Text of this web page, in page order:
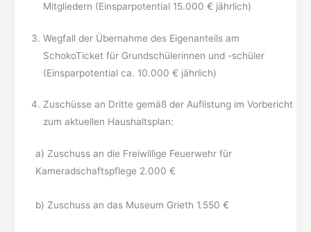
Mitgliedern (Einsparpotential 15.000 € jährlich)
Wegfall der Übernahme des Eigenanteils am
SchokoTicket für Grundschülerinnen und -schüler
(Einsparpotential ca. 10.000 € jährlich)
Zuschüsse an Dritte gemäß der Auflistung im Vorbericht
zum aktuellen Haushaltsplan:
a) Zuschuss an die Freiwillige Feuerwehr für
Kameradschaftspflege 2.000 €
b) Zuschuss an das Museum Grieth 1.550 €